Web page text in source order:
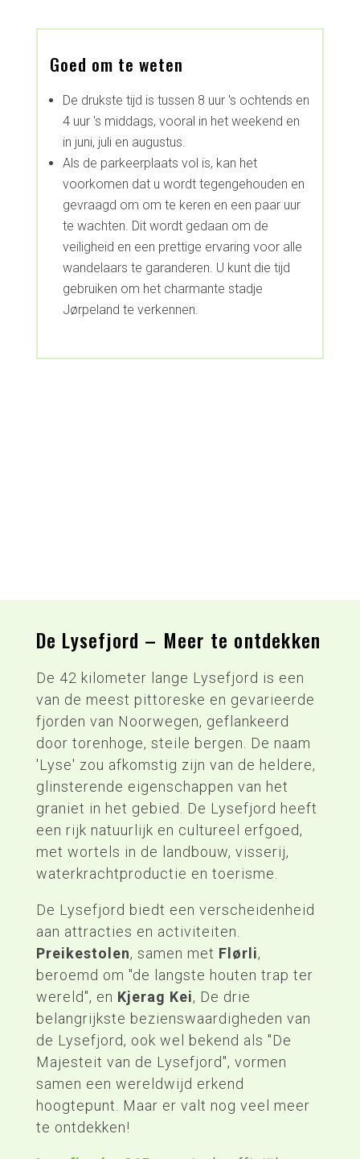
Goed om te weten
De drukste tijd is tussen 8 uur 's ochtends en
4 uur 's middags, vooral in het weekend en
in juni, juli en augustus.
Als de parkeerplaats vol is, kan het
voorkomen dat u wordt tegengehouden en
gevraagd om om te keren en een paar uur
te wachten. Dit wordt gedaan om de
veiligheid en een prettige ervaring voor alle
wandelaars te garanderen. U kunt die tijd
gebruiken om het charmante stadje
Jørpeland te verkennen.
De Lysefjord – Meer te ontdekken
De 42 kilometer lange Lysefjord is een
van de meest pittoreske en gevarieerde
fjorden van Noorwegen, geflankeerd
door torenhoge, steile bergen. De naam
'Lyse' zou afkomstig zijn van de heldere,
glinsterende eigenschappen van het
graniet in het gebied. De Lysefjord heeft
een rijk natuurlijk en cultureel erfgoed,
met wortels in de landbouw, visserij,
waterkrachtproductie en toerisme.
De Lysefjord biedt een verscheidenheid
aan attracties en activiteiten.
Preikestolen, samen met Flørli,
beroemd om "de langste houten trap ter
wereld", en Kjerag Kei, De drie
belangrijkste bezienswaardigheden van
de Lysefjord, ook wel bekend als "De
Majesteit van de Lysefjord", vormen
samen een wereldwijd erkend
hoogtepunt. Maar er valt nog veel meer
te ontdekken!